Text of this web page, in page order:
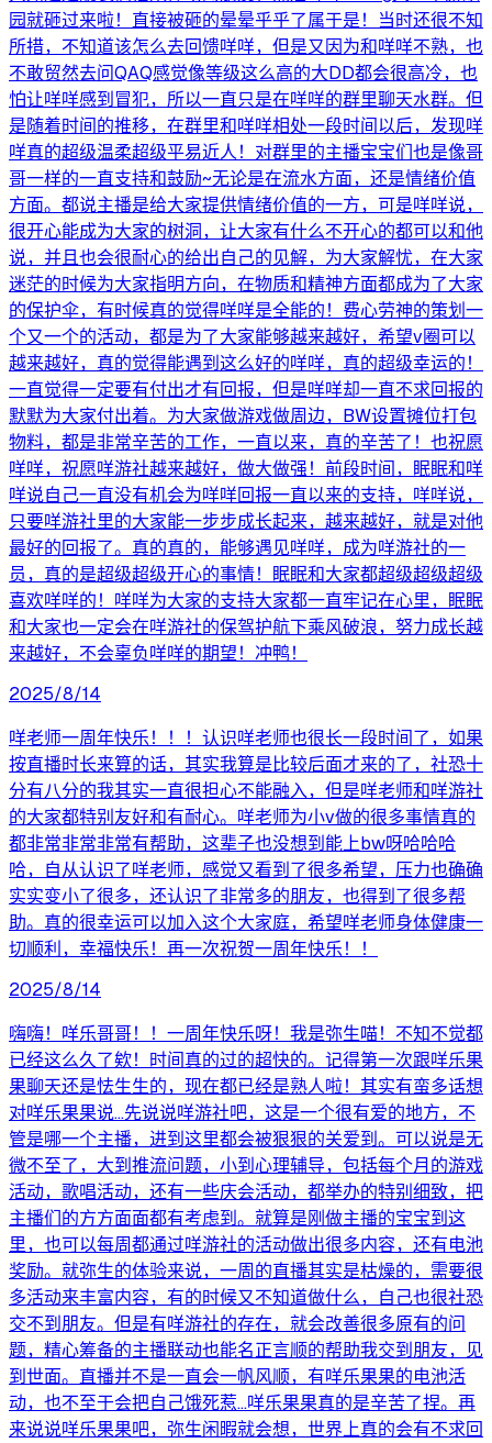
园就砸过来啦！直接被砸的晕晕乎乎了属于是！当时还很不知
所措，不知道该怎么去回馈咩咩，但是又因为和咩咩不熟，也
不敢贸然去问QAQ感觉像等级这么高的大DD都会很高冷，也
怕让咩咩感到冒犯，所以一直只是在咩咩的群里聊天水群。但
是随着时间的推移，在群里和咩咩相处一段时间以后，发现咩
咩真的超级温柔超级平易近人！对群里的主播宝宝们也是像哥
哥一样的一直支持和鼓励~无论是在流水方面，还是情绪价值
方面。都说主播是给大家提供情绪价值的一方，可是咩咩说，
很开心能成为大家的树洞，让大家有什么不开心的都可以和他
说，并且也会很耐心的给出自己的见解，为大家解忧，在大家
迷茫的时候为大家指明方向，在物质和精神方面都成为了大家
的保护伞，有时候真的觉得咩咩是全能的！费心劳神的策划一
个又一个的活动，都是为了大家能够越来越好，希望v圈可以
越来越好，真的觉得能遇到这么好的咩咩，真的超级幸运的！
一直觉得一定要有付出才有回报，但是咩咩却一直不求回报的
默默为大家付出着。为大家做游戏做周边，BW设置摊位打包
物料，都是非常辛苦的工作，一直以来，真的辛苦了！也祝愿
咩咩，祝愿咩游社越来越好，做大做强！前段时间，眠眠和咩
咩说自己一直没有机会为咩咩回报一直以来的支持，咩咩说，
只要咩游社里的大家能一步步成长起来，越来越好，就是对他
最好的回报了。真的真的，能够遇见咩咩，成为咩游社的一
员，真的是超级超级开心的事情！眠眠和大家都超级超级超级
喜欢咩咩的！咩咩为大家的支持大家都一直牢记在心里，眠眠
和大家也一定会在咩游社的保驾护航下乘风破浪，努力成长越
来越好，不会辜负咩咩的期望！冲鸭！
2025/8/14
咩老师一周年快乐！！！认识咩老师也很长一段时间了，如果
按直播时长来算的话，其实我算是比较后面才来的了，社恐十
分有八分的我其实一直很担心不能融入，但是咩老师和咩游社
的大家都特别友好和有耐心。咩老师为小v做的很多事情真的
都非常非常非常有帮助，这辈子也没想到能上bw呀哈哈哈
哈，自从认识了咩老师，感觉又看到了很多希望，压力也确确
实实变小了很多，还认识了非常多的朋友，也得到了很多帮
助。真的很幸运可以加入这个大家庭，希望咩老师身体健康一
切顺利，幸福快乐！再一次祝贺一周年快乐！！
2025/8/14
嗨嗨！咩乐哥哥！！一周年快乐呀！我是弥生喵！不知不觉都
已经这么久了欸！时间真的过的超快的。记得第一次跟咩乐果
果聊天还是怯生生的，现在都已经是熟人啦！其实有蛮多话想
对咩乐果果说...先说说咩游社吧，这是一个很有爱的地方，不
管是哪一个主播，进到这里都会被狠狠的关爱到。可以说是无
微不至了，大到推流问题，小到心理辅导，包括每个月的游戏
活动，歌唱活动，还有一些庆会活动，都举办的特别细致，把
主播们的方方面面都有考虑到。就算是刚做主播的宝宝到这
里，也可以每周都通过咩游社的活动做出很多内容，还有电池
奖励。就弥生的体验来说，一周的直播其实是枯燥的，需要很
多活动来丰富内容，有的时候又不知道做什么，自己也很社恐
交不到朋友。但是有咩游社的存在，就会改善很多原有的问
题，精心筹备的主播联动也能名正言顺的帮助我交到朋友，见
到世面。直播并不是一直会一帆风顺，有咩乐果果的电池活
动，也不至于会把自己饿死惹...咩乐果果真的是辛苦了捏。再
来说说咩乐果果吧，弥生闲暇就会想，世界上真的会有不求回